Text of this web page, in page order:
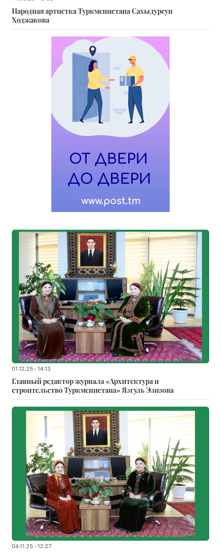
Народная артистка Туркменистана Сахыдурсун
Ходжакова
01.12.25 - 14:13
Главный редактор журнала «Архитектура и
строительство Туркменистана» Язгуль Эзизова
04.11.25 - 12:27